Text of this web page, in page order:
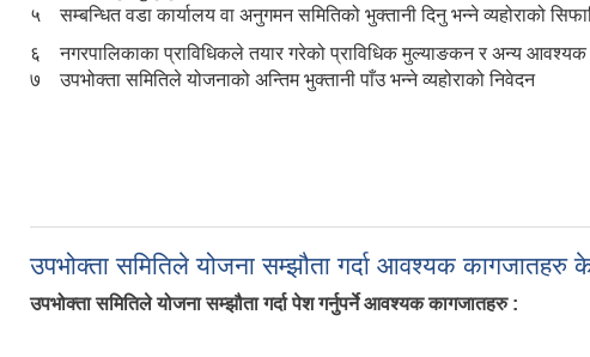
५ सम्बन्धित वडा कार्यालय वा अनुगमन समितिको भुक्तानी दिनु भन्ने व्यहोराको
६ नगरपालिकाका प्राविधिकले तयार गरेको प्राविधिक मुल्याङकन र अन्य
७ उपभोक्ता समितिले योजनाको अन्तिम भुक्तानी पाँउ भन्ने व्यहोराको निवेदन
उपभोक्ता समितिले योजना सम्झौता गर्दा आवश्यक कागजातहरु
उपभोक्ता समितिले योजना सम्झौता गर्दा पेश गर्नुपर्ने आवश्यक कागजातहरु :